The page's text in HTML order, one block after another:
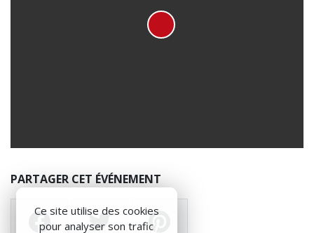
PARTAGER CET ÉVÉNEMENT
Ce site utilise des cookies
pour analyser son trafic